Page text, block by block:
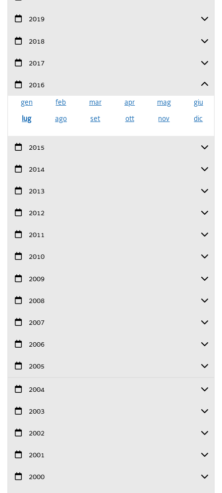
2019
2018
2017
2016
gen
feb mar apr mag
giu
lug
ago set ott nov dic
2015
2014
2013
2012
2011
2010
2009
2008
2007
2006
2005
2004
2003
2002
2001
2000